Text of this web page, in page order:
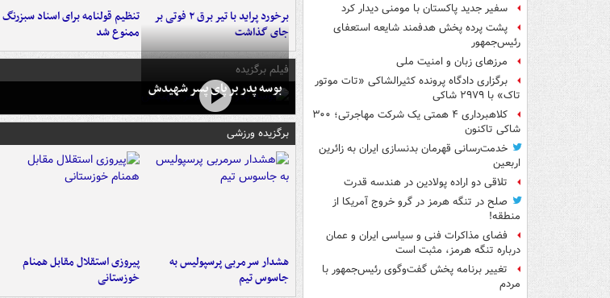
سفیر جدید پاکستان با مومنی دیدار کرد
پشت پرده پخش هدفمند شایعه استعفای
رئیس‌جمهور
مرزهای زبان و امنیت ملی
برگزاری دادگاه پرونده کثیرالشاکی «تات موتور
تاک» با ۲۹۷۹ شاکی
کلاهبرداری ۴ همتی یک شرکت مهاجرتی؛ ۳۰۰
شاکی تاکنون
خدمت‌رسانی قهرمان بدنسازی ایران به زائرین
اربعین
تلاقی دو اراده پولادین در هندسه قدرت
صلح در تنگه هرمز در گرو خروج آمریکا از
منطقه!
فضای مذاکرات فنی و سیاسی ایران و عمان
درباره تنگه هرمز، مثبت است
تغییر برنامه پخش گفت‌وگوی رئیس‌جمهور با
مردم
برخورد پراید با تیر برق ۲ فوتی بر
جای گذاشت
تنظیم قولنامه برای اسناد سبزرنگ
ممنوع شد
فیلم برگزیده
بوسه‌ پدر بر پای پسر شهیدش
برگزیده ورزشی
هشدار سرمربی پرسپولیس به
جاسوس تیم
پیروزی استقلال مقابل همنام
خوزستانی